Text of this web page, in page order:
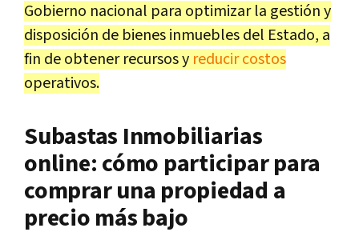
Gobierno nacional para optimizar la gestión y
disposición de bienes inmuebles del Estado, a
fin de obtener recursos y reducir costos
operativos.
Subastas Inmobiliarias
online: cómo participar para
comprar una propiedad a
precio más bajo